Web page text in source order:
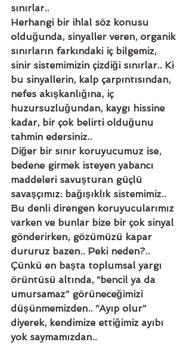
sınırlar..
Herhangi bir ihlal söz konusu
olduğunda, sinyaller veren, organik
sınırların farkındaki iç bilgemiz,
sinir sistemimizin çizdiği sınırlar.. Ki
bu sinyallerin, kalp çarpıntısından,
nefes akışkanlığına, iç
huzursuzluğundan, kaygı hissine
kadar, bir çok belirti olduğunu
tahmin edersiniz..
Diğer bir sınır koruyucumuz ise,
bedene girmek isteyen yabancı
maddeleri savuşturan güçlü
savaşçımız: bağışıklık sistemimiz..
Bu denli direngen koruyucularımız
varken ve bunlar bize bir çok sinyal
gönderirken, gözümüzü kapar
dururuz bazen.. Peki neden?..
Çünkü en başta toplumsal yargı
örüntüsü altında, “bencil ya da
umursamaz” görüneceğimizi
düşünmemizden.. “Ayıp olur”
diyerek, kendimize ettiğimiz ayıbı
yok saymamızdan..